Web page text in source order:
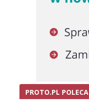
PROTO.PL POLECA